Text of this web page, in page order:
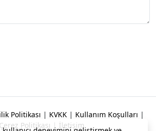
Politikası | KVKK | Kullanım Koşulları |
Çerez Politikası | İletişim